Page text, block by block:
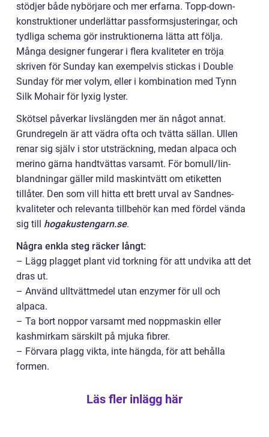
stödjer både nybörjare och mer erfarna. Topp-down-
konstruktioner underlättar passformsjusteringar, och
tydliga schema gör instruktionerna lätta att följa.
Många designer fungerar i flera kvaliteter en tröja
skriven för Sunday kan exempelvis stickas i Double
Sunday för mer volym, eller i kombination med Tynn
Silk Mohair för lyxig lyster.
Skötsel påverkar livslängden mer än något annat.
Grundregeln är att vädra ofta och tvätta sällan. Ullen
renar sig själv i stor utsträckning, medan alpaca och
merino gärna handtvättas varsamt. För bomull/lin-
blandningar gäller mild maskintvätt om etiketten
tillåter. Den som vill hitta ett brett urval av Sandnes-
kvaliteter och relevanta tillbehör kan med fördel vända
sig till hogakustengarn.se.
Några enkla steg räcker långt:
– Lägg plagget plant vid torkning för att undvika att det
dras ut.
– Använd ulltvättmedel utan enzymer för ull och
alpaca.
– Ta bort noppor varsamt med noppmaskin eller
kashmirkam särskilt på mjuka fibrer.
– Förvara plagg vikta, inte hängda, för att behålla
formen.
Läs fler inlägg här